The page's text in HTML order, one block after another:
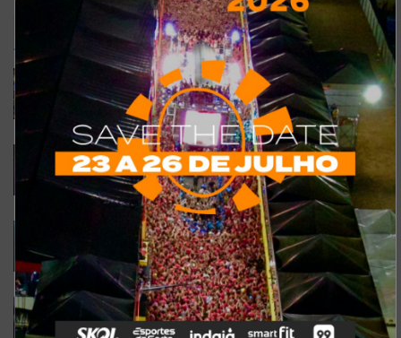
COMMENTS RECENTES
Confira a programação completa do São João de
Maracanaú 2022
19 DE JULHO DE 2022
Confira 5 restaurantes temáticos em Fortaleza
para visitar neste feriado
6 DE SETEMBRO DE 2021
Gusttavo Lima inicia venda de ingressos para
festival em navio luxuoso; saiba mais
9 DE JULHO DE 2021
Bell Marques confirma live especial com
repertório do show ‘Só As Antigas’